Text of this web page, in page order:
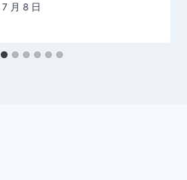
月 8 日